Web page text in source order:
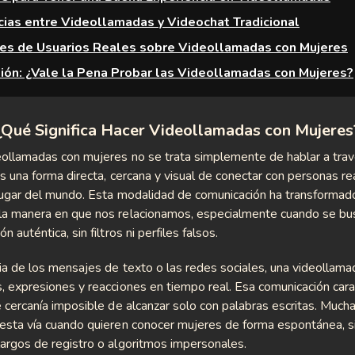
entre Videollamadas y Videochat Tradicional
de Usuarios Reales sobre Videollamadas con Mujeres
¿Vale la Pena Probar las Videollamadas con Mujeres?
Significa Hacer Videollamadas con
con mujeres no se trata simplemente de hablar a
una forma directa, cercana y visual de conectar con personas
del mundo. Esta modalidad de comunicación ha
manera en que nos relacionamos, especialmente cuando se
auténtica, sin filtros ni perfiles falsos.
de los mensajes de texto o las redes sociales, una
expresiones y reacciones en tiempo real. Esa comunicación
cercanía imposible de alcanzar solo con palabras escritas.
vía cuando quieren conocer mujeres de forma espontánea,
de registro o algoritmos impersonales.